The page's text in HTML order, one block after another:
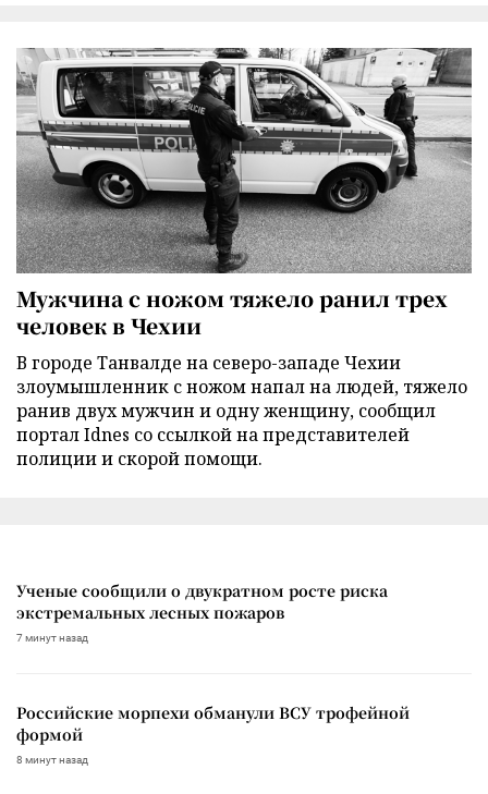
Мужчина с ножом тяжело ранил трех
человек в Чехии
В городе Танвалде на северо-западе Чехии
злоумышленник с ножом напал на людей, тяжело
ранив двух мужчин и одну женщину, сообщил
портал Idnes со ссылкой на представителей
полиции и скорой помощи.
Ученые сообщили о двукратном росте риска
экстремальных лесных пожаров
7 минут назад
Российские морпехи обманули ВСУ трофейной
формой
8 минут назад